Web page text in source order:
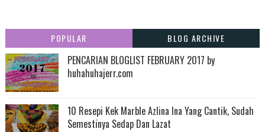
POPULAR BLOG ARCHIVE
PENCARIAN BLOGLIST FEBRUARY 2017 by
huhahuhajerr.com
10 Resepi Kek Marble Azlina Ina Yang Cantik, Sudah
Semestinya Sedap Dan Lazat